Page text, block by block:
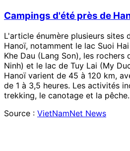
Campings d'été près de
L'article énumère plusieurs sites
Hanoï, notamment le lac Suoi
Khe Dau (Lang Son), les rochers
Ninh) et le lac de Tuy Lai (My
Hanoï varient de 45 à 120 km,
de 1 à 3,5 heures. Les activités
trekking, le canotage et la pêche.
Source : VietNamNet News